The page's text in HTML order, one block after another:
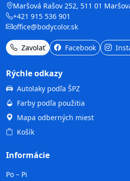
Maršová Rašov 252, 511 01
+421 915 536 901
office@bodycolor.sk
Zavolať Facebook
Rýchle odkazy
Autolaky podľa ŠPZ
Farby podľa použitia
Mapa odberných miest
Košík
Informácie
Po – Pi